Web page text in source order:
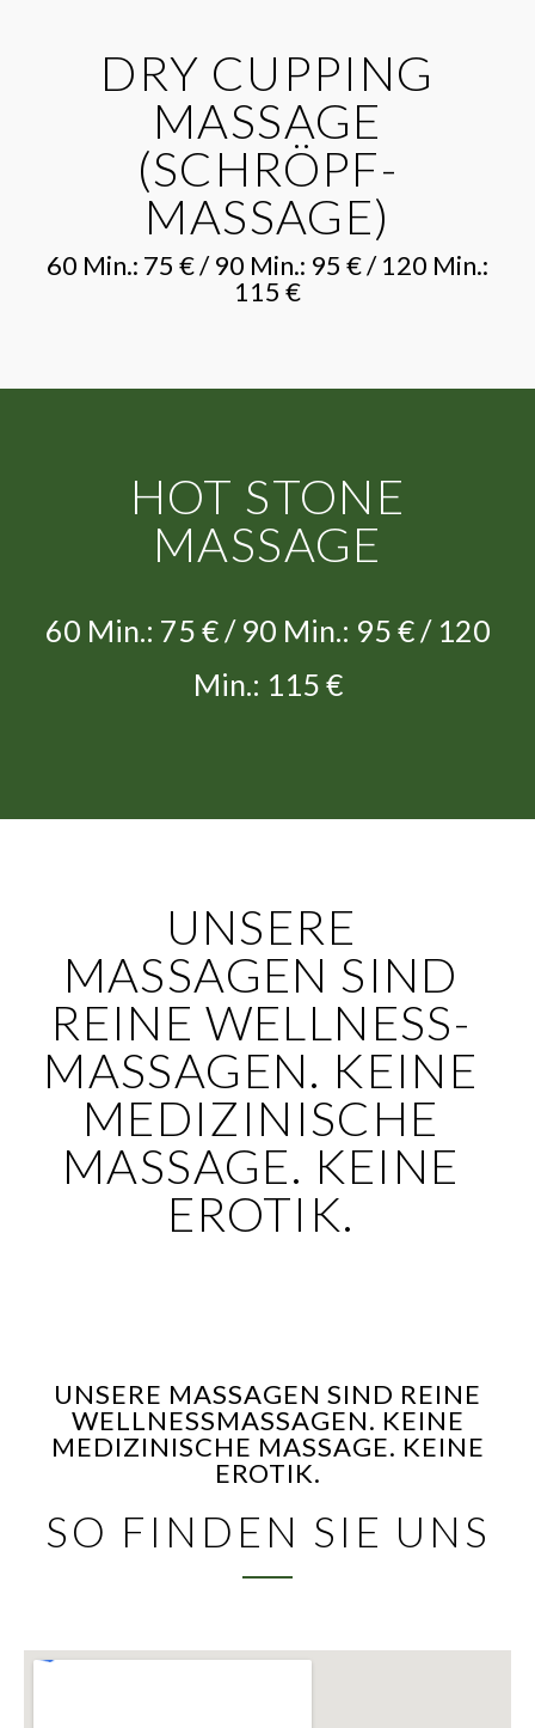
DRY CUPPING
MASSAGE
(SCHRÖPF-
MASSAGE)
60 Min.: 75 € / 90 Min.: 95 € / 120 Min.:
115 €
HOT STONE
MASSAGE
60 Min.: 75 € / 90 Min.: 95 € / 120
Min.: 115 €
UNSERE
MASSAGEN SIND
REINE WELLNESS-
MASSAGEN. KEINE
MEDIZINISCHE
MASSAGE. KEINE
EROTIK.
UNSERE MASSAGEN SIND REINE
WELLNESSMASSAGEN. KEINE
MEDIZINISCHE MASSAGE. KEINE
EROTIK.
SO FINDEN SIE UNS